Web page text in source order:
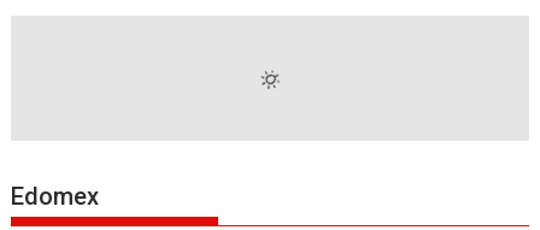
Edomex